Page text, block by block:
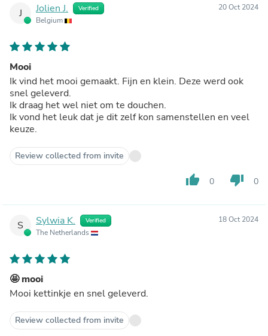
J Jolien J. Verified
Belgium
20 Oct 2024
Mooi
Ik vind het mooi gemaakt. Fijn en klein. Deze werd ook
snel geleverd.
Ik draag het wel niet om te douchen.
Ik vond het leuk dat je dit zelf kon samenstellen en veel
keuze.
Review collected from invite
thumb_up 0 thumb_down 0
S Sylwia K. Verified
The Netherlands
18 Oct 2024
🤩 mooi
Mooi kettinkje en snel geleverd.
Review collected from invite